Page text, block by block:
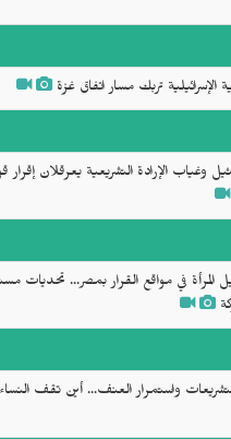
الإسرائيلية تربك مسار اتفاق غزة
الإرادة التشريعية يعرقلان إقرار
في مواقع القرار بمصر... تحديات
واستمرار العنف... أين تقف